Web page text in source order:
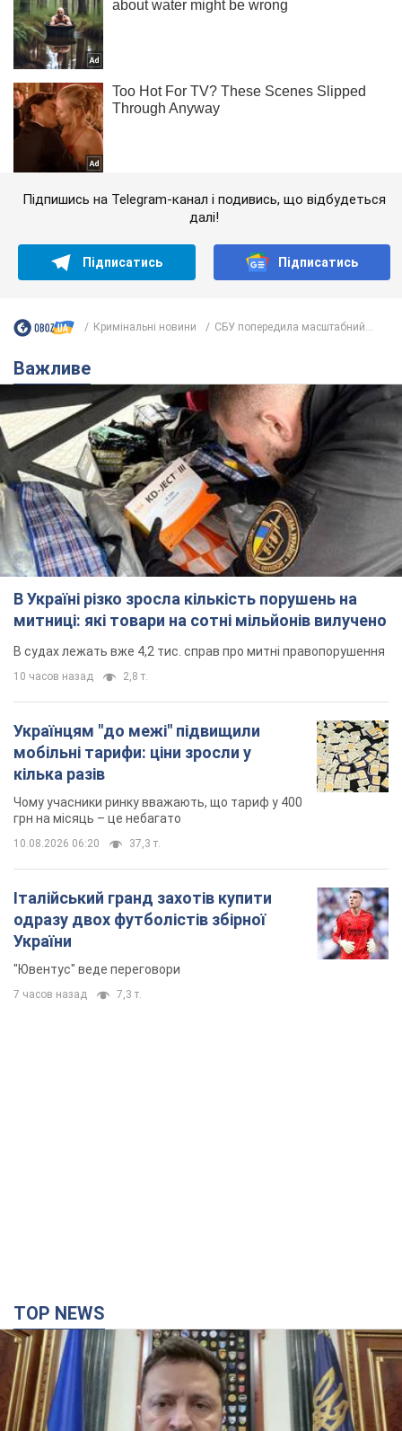
Підпишись на Telegram-канал і подивись, що відбудеться
далі!
Підписатись Підписатись
Кримінальні новини СБУ попередила масштабний...
Важливе
В Україні різко зросла кількість порушень на
митниці: які товари на сотні мільйонів вилучено
В судах лежать вже 4,2 тис. справ про митні правопорушення
10 часов назад 2,8 т.
Українцям "до межі" підвищили
мобільні тарифи: ціни зросли у
кілька разів
Чому учасники ринку вважають, що тариф у 400
грн на місяць – це небагато
10.08.2026 06:20 37,3 т.
Італійський гранд захотів купити
одразу двох футболістів збірної
України
"Ювентус" веде переговори
7 часов назад 7,3 т.
TOP NEWS